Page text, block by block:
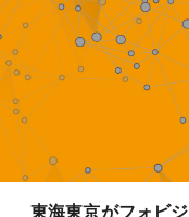
東海東京がフォビ